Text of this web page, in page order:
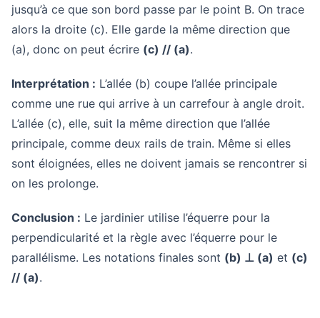
jusqu’à ce que son bord passe par le point B. On trace
alors la droite (c). Elle garde la même direction que
(a), donc on peut écrire (c) // (a).
Interprétation : L’allée (b) coupe l’allée principale
comme une rue qui arrive à un carrefour à angle droit.
L’allée (c), elle, suit la même direction que l’allée
principale, comme deux rails de train. Même si elles
sont éloignées, elles ne doivent jamais se rencontrer si
on les prolonge.
Conclusion : Le jardinier utilise l’équerre pour la
perpendicularité et la règle avec l’équerre pour le
parallélisme. Les notations finales sont (b) ⊥ (a) et (c)
// (a).